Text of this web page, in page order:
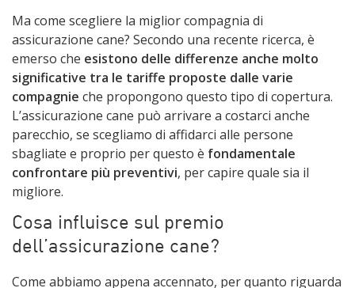
Ma come scegliere la miglior compagnia di
assicurazione cane? Secondo una recente ricerca, è
emerso che esistono delle differenze anche molto
significative tra le tariffe proposte dalle varie
compagnie che propongono questo tipo di copertura.
L’assicurazione cane può arrivare a costarci anche
parecchio, se scegliamo di affidarci alle persone
sbagliate e proprio per questo è fondamentale
confrontare più preventivi, per capire quale sia il
migliore.
Cosa influisce sul premio
dell’assicurazione cane?
Come abbiamo appena accennato, per quanto riguarda